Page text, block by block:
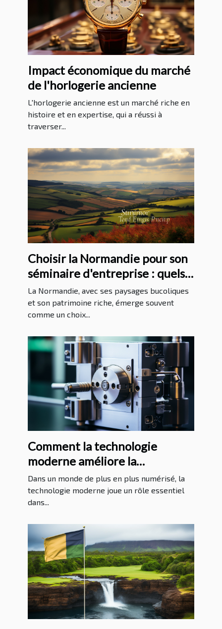
Impact économique du marché
de l'horlogerie ancienne
L'horlogerie ancienne est un marché riche en
histoire et en expertise, qui a réussi à
traverser...
Choisir la Normandie pour son
séminaire d'entreprise : quels
avantages ?
La Normandie, avec ses paysages bucoliques
et son patrimoine riche, émerge souvent
comme un choix...
Comment la technologie
moderne améliore la
protection juridique
Dans un monde de plus en plus numérisé, la
technologie moderne joue un rôle essentiel
dans...